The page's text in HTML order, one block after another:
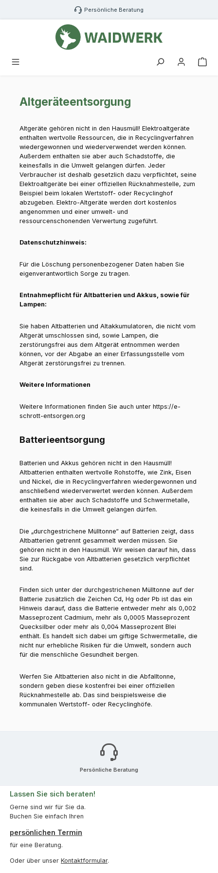
Zum Hauptinhalt springen Persönliche Beratung
Altgeräteentsorgung
Altgeräte gehören nicht in den Hausmüll! Elektroaltgeräte
enthalten wertvolle Ressourcen, die in Recyclingverfahren
wiedergewonnen und wiederverwendet werden können.
Außerdem enthalten sie aber auch Schadstoffe, die
keinesfalls in die Umwelt gelangen dürfen. Jeder
Verbraucher ist deshalb gesetzlich dazu verpflichtet, seine
Elektroaltgeräte bei einer offiziellen Rücknahmestelle, zum
Beispiel beim lokalen Wertstoff- oder Recyclinghof
abzugeben. Elektro-Altgeräte werden dort kostenlos
angenommen und einer umwelt- und
ressourcenschonenden Verwertung zugeführt.
Datenschutzhinweis:
Für die Löschung personenbezogener Daten haben Sie
eigenverantwortlich Sorge zu tragen.
Entnahmepflicht für Altbatterien und Akkus, sowie für
Lampen:
Sie haben Altbatterien und Altakkumulatoren, die nicht vom
Altgerät umschlossen sind, sowie Lampen, die
zerstörungsfrei aus dem Altgerät entnommen werden
können, vor der Abgabe an einer Erfassungsstelle vom
Altgerät zerstörungsfrei zu trennen.
Weitere Informationen
Weitere Informationen finden Sie auch unter https://e-
schrott-entsorgen.org
Batterieentsorgung
Batterien und Akkus gehören nicht in den Hausmüll!
Altbatterien enthalten wertvolle Rohstoffe, wie Zink, Eisen
und Nickel, die in Recyclingverfahren wiedergewonnen und
anschließend wiederverwertet werden können. Außerdem
enthalten sie aber auch Schadstoffe und Schwermetalle,
die keinesfalls in die Umwelt gelangen dürfen.
Die „durchgestrichene Mülltonne“ auf Batterien zeigt, dass
Altbatterien getrennt gesammelt werden müssen. Sie
gehören nicht in den Hausmüll. Wir weisen darauf hin, dass
Sie zur Rückgabe von Altbatterien gesetzlich verpflichtet
sind.
Finden sich unter der durchgestrichenen Mülltonne auf der
Batterie zusätzlich die Zeichen Cd, Hg oder Pb ist das ein
Hinweis darauf, dass die Batterie entweder mehr als 0,002
Masseprozent Cadmium, mehr als 0,0005 Masseprozent
Quecksilber oder mehr als 0,004 Masseprozent Blei
enthält. Es handelt sich dabei um giftige Schwermetalle, die
nicht nur erhebliche Risiken für die Umwelt, sondern auch
für die menschliche Gesundheit bergen.
Werfen Sie Altbatterien also nicht in die Abfalltonne,
sondern geben diese kostenfrei bei einer offiziellen
Rücknahmestelle ab. Das sind beispielsweise die
kommunalen Wertstoff- oder Recyclinghöfe.
Persönliche Beratung
Lassen Sie sich beraten!
Gerne sind wir für Sie da.
Buchen Sie einfach Ihren
persönlichen Termin
für eine Beratung.
Oder über unser Kontaktformular.